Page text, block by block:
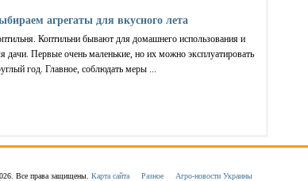
агрегаты для вкусного лета
Коптильни бывают для домашнего использования и
дачи. Первые очень маленькие, но их можно эксплуатировать
год. Главное, соблюдать меры ...
Все права защищены. Карта сайта Разное Агро-новости Украины